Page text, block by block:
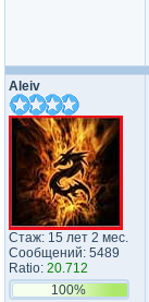
Aleiv
Стаж: 15 лет 2 мес.
Сообщений: 5489
Ratio: 20.712
100%